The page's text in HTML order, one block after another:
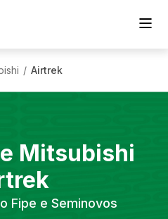
/ Airtrek
Mitsubishi
Fipe e Seminovos